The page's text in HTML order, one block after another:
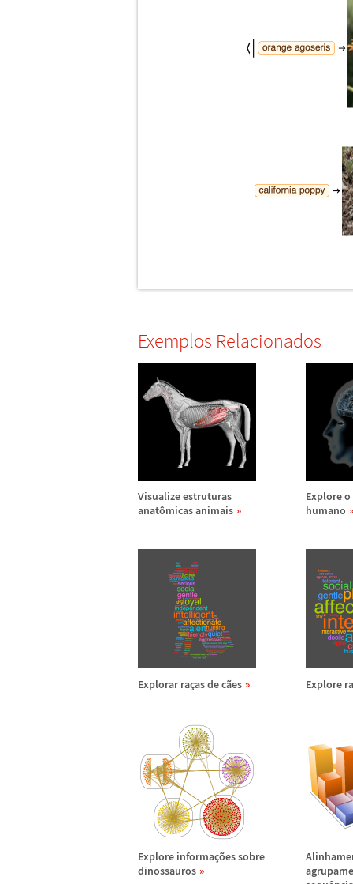
Exemplos Relacionados
Visualize estruturas
anatômicas animais
Explore
humano
Explorar raças de cães Explore ra
Explore informações sobre
dinossauros